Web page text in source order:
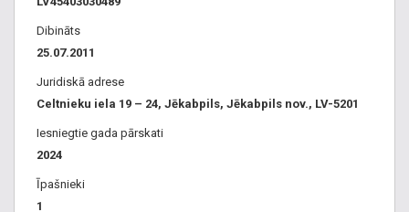
Dibināts
25.07.2011
Juridiskā adrese
Celtnieku iela 19 – 24, Jēkabpils, Jēkabpils nov., LV-5201
Iesniegtie gada pārskati
2024
Īpašnieki
1